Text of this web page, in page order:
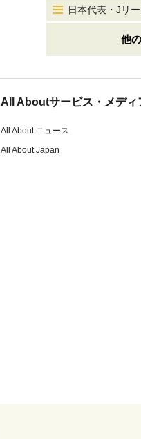
日本代表・Jリ
他
All Aboutサービス・メディ
All About ニュース
All About Japan